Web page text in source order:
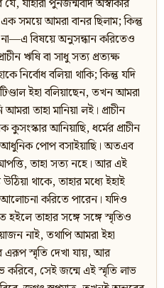
যাহারা পুনর্জন্মবাদ অস্বীকার
সময়ে আমরা বানর ছিলাম; কিন্তু
বিষয়ে অনুসন্ধান করিতেও
ঋষি বা সাধু সত্য প্রত্যক্ষ
নির্বোধ বলিয়া থাকি; কিন্তু যদি
ইহা বলিয়াছেন, তখন আমরা
তাহা মানিয়া লই। প্রাচীন
আনিয়াছি, ধর্মের প্রাচীন
আধুনিক পোপ বসাইয়াছি। অতএব
তাহা সত্য নহে। আর এই
থাকে, তাহার মধ্যে ইহাই
করিতে পারেন। যদিও
হইলে তাহার সঙ্গে সঙ্গে স্মৃতিও
নাই, তথাপি আমরা ইহা
এরূপ স্মৃতি দেখা যায়, আর
সেই জন্মে এই স্মৃতি লাভ